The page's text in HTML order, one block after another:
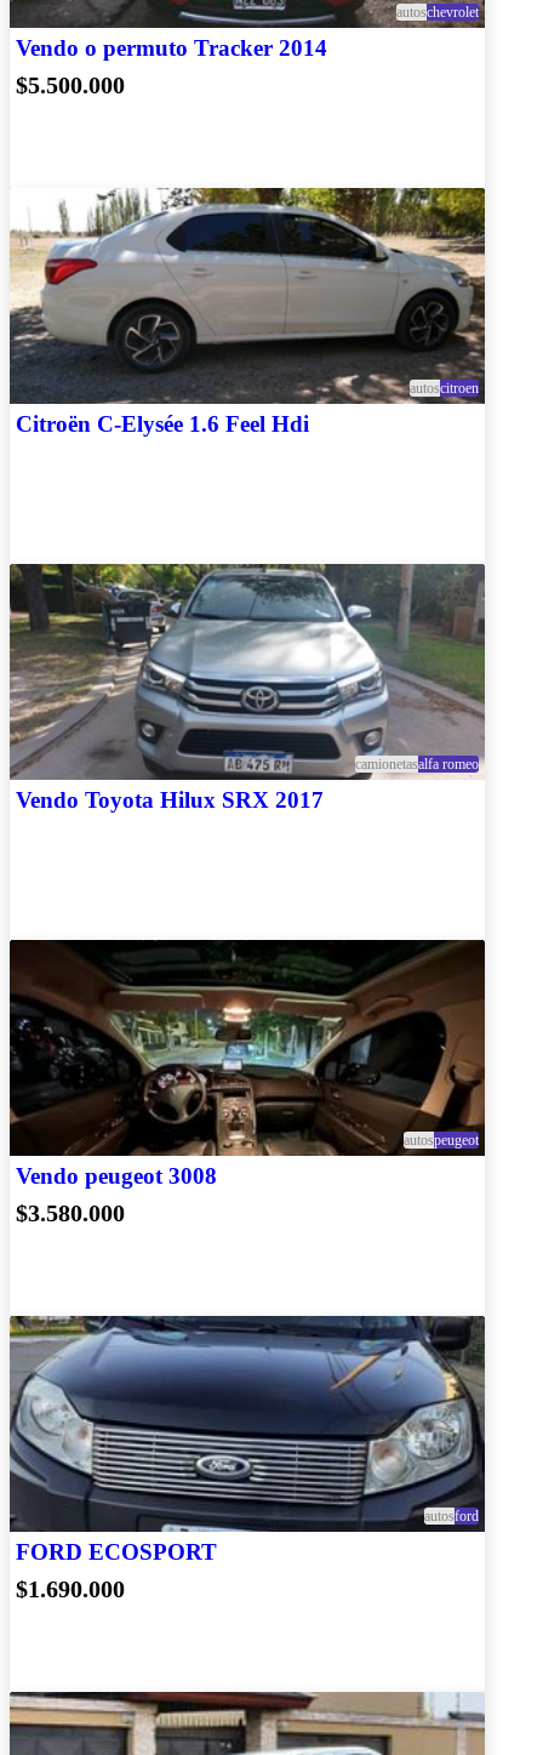
autoschevrolet
Vendo o permuto Tracker 2014
$5.500.000
autoscitroen
Citroën C-Elysée 1.6 Feel Hdi
camionetasalfa romeo
Vendo Toyota Hilux SRX 2017
autospeugeot
Vendo peugeot 3008
$3.580.000
autosford
FORD ECOSPORT
$1.690.000